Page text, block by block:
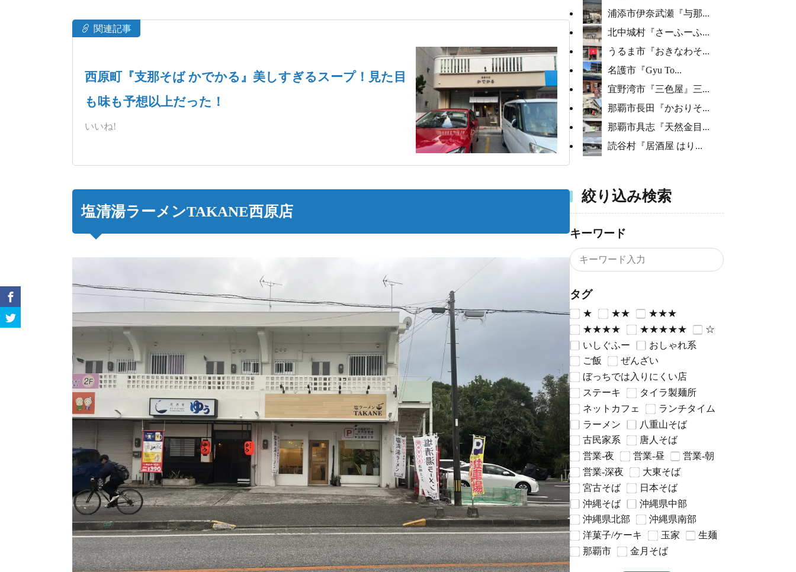
関連記事
西原町『支那そば かでかる』美しすぎるスープ！見た目
も味も予想以上だった！
いいね!
塩清湯ラーメンTAKANE西原店
浦添市伊奈武瀬『与那...
北中城村『さーふーふ...
うるま市『おきなわそ...
名護市『Gyu To...
宜野湾市『三色屋』三...
那覇市長田『かおりそ...
那覇市具志『天然金目...
読谷村『居酒屋 はり...
絞り込み検索
キーワード
タグ
★ ★★
★★★
★★★★
★★★★★
☆
いしぐふー
おしゃれ系
ご飯
ぜんざい
ぼっちでは入りにくい店
ステーキ
タイラ製麺所
ネットカフェ
ランチタイム
ラーメン
八重山そば
古民家系
唐人そば
営業-夜
営業-昼
営業-朝
営業-深夜
大東そば
宮古そば
日本そば
沖縄そば
沖縄県中部
沖縄県北部
沖縄県南部
洋菓子/ケーキ
玉家
生麺
那覇市
金月そば